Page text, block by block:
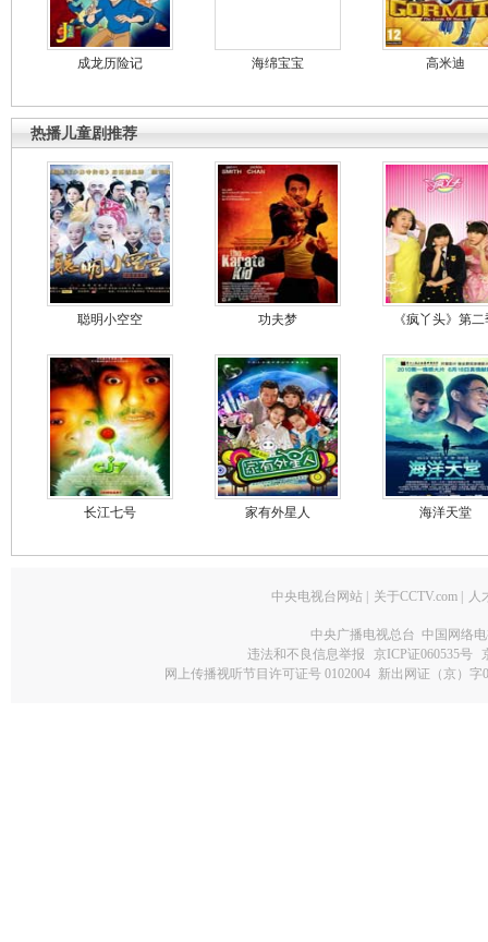
成龙历险记 海绵宝宝 高米迪
热播儿童剧推荐
聪明小空空 功夫梦 《疯丫头》第二
长江七号 家有外星人 海洋天堂
中央电视台网站 关于CCTV.com 人
中央广播电视总台 中国网络
违法和不良信息举报
京ICP证060535号
网上传播视听节目许可证号 0102004 新出网证（京）